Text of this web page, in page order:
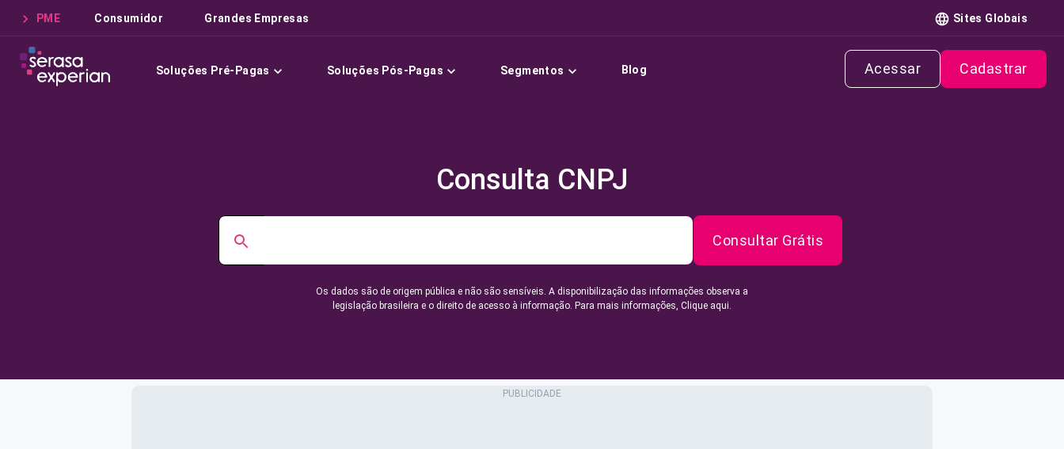
PME Consumidor Grandes Empresas Sites Globais
Soluções Pré-Pagas Soluções Pós-Pagas Segmentos Blog Acessar Cadastrar
Consulta CNPJ
Consultar Grátis
Os dados são de origem pública e não são sensíveis. A disponibilização das informações observa a
legislação brasileira e o direito de acesso à informação. Para mais informações, Clique aqui.